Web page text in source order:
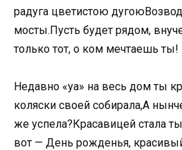
радуга цветистою
мосты.Пусть будет рядом,
только тот, о ком мечтаешь ты!
Недавно «уа» на весь дом ты
коляски своей собирала,А
же успела?Красавицей стала
вот — День рожденья,